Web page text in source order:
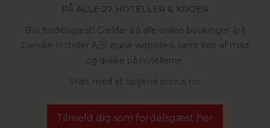
PÅ ALLE 27 HOTELLER & KROER
Bliv fordelsgæst! Gælder på alle online bookinger (på
Danske Hoteller A/S' egne websites) samt køb af mad
og drikke på hotellerne.
Start med at optjene bonus nu:
Tilmeld dig som fordelsgæst her